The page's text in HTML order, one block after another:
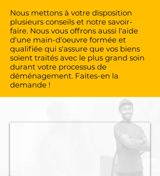
Nous mettons à votre disposition
plusieurs conseils et notre savoir-
faire. Nous vous offrons aussi l'aide
d'une main-d'oeuvre formée et
qualifiée qui s'assure que vos biens
soient traités avec le plus grand soin
durant votre processus de
déménagement. Faites-en la
demande !